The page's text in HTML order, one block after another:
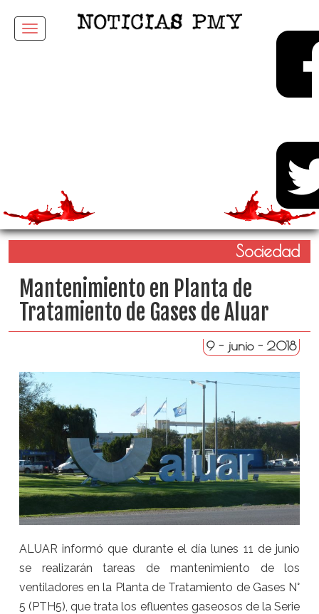
Menu
Sociedad
Mantenimiento en Planta de
Tratamiento de Gases de Aluar
9 - junio - 2018
ALUAR informó que durante el día lunes 11 de junio
se realizarán tareas de mantenimiento de los
ventiladores en la Planta de Tratamiento de Gases N°
5 (PTH5), que trata los efluentes gaseosos de la Serie